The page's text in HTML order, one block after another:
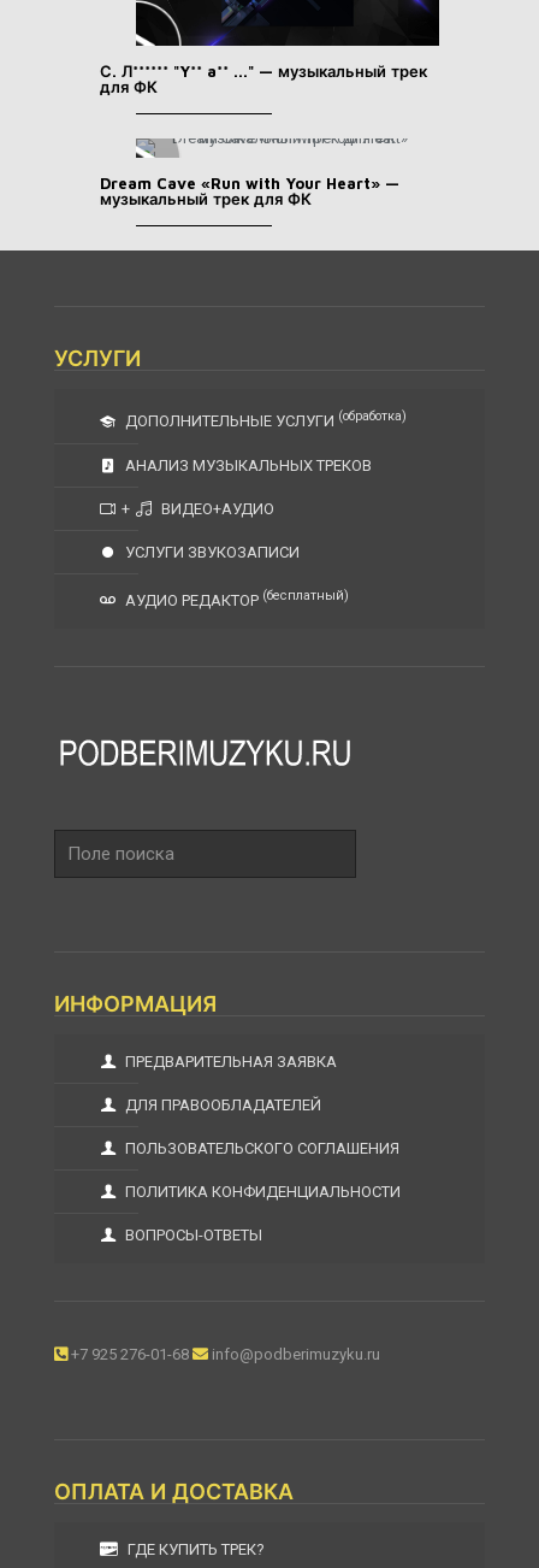
С. Л****** "Y** a** ..." — музыкальный трек
для ФК
Dream Cave «Run with Your Heart» —
музыкальный трек для ФК
УСЛУГИ
ДОПОЛНИТЕЛЬНЫЕ УСЛУГИ (обработка)
АНАЛИЗ МУЗЫКАЛЬНЫХ ТРЕКОВ
+ ВИДЕО+АУДИО
УСЛУГИ ЗВУКОЗАПИСИ
АУДИО РЕДАКТОР (бесплатный)
поиска
ИНФОРМАЦИЯ
ПРЕДВАРИТЕЛЬНАЯ ЗАЯВКА
ДЛЯ ПРАВООБЛАДАТЕЛЕЙ
ПОЛЬЗОВАТЕЛЬСКОГО СОГЛАШЕНИЯ
ПОЛИТИКА КОНФИДЕНЦИАЛЬНОСТИ
ВОПРОСЫ-ОТВЕТЫ
+7 925 276-01-68 info@podberimuzyku.ru
ОПЛАТА И ДОСТАВКА
ГДЕ КУПИТЬ ТРЕК?